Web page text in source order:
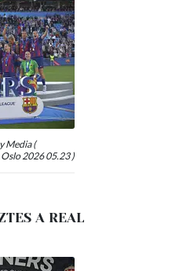
Media (
2026 05.23 )
A REAL